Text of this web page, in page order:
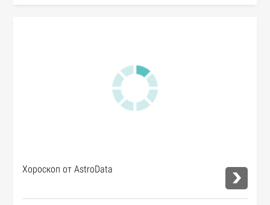
Хороскоп от AstroData